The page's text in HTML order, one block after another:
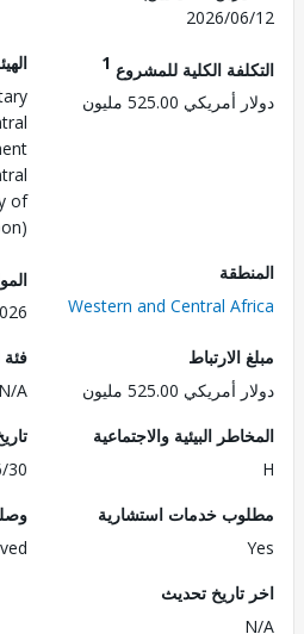
2026/
الكلية للمشروع1
525.00 مليون
الهيئة
Monetary
Central
(Central
of
Western and Central
الموافقة
2026
525.00 مليون
فئة
N/A
البيئية والاجتماعية
تاريخ الإقفال
06/30
خدمات استشارية
وصلت
Approved
تحديث